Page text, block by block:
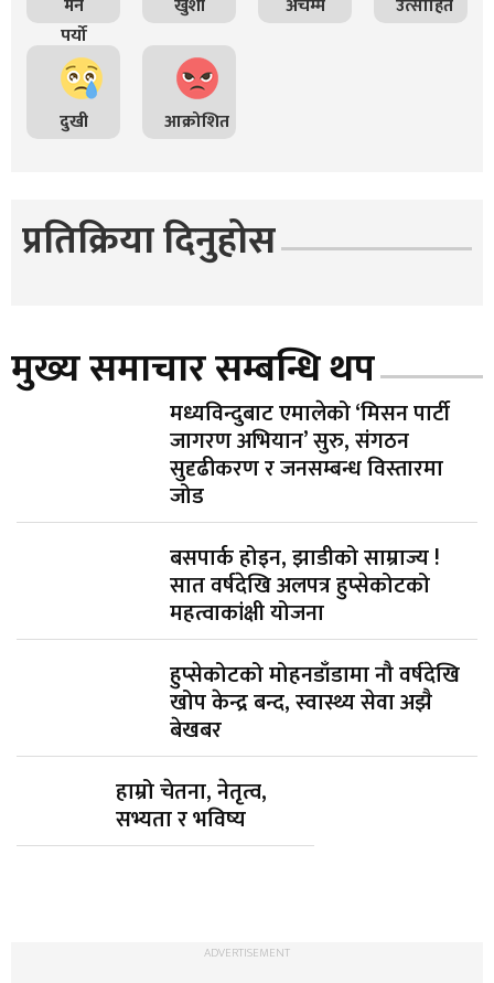
पर्यो
दुखी आक्रोशित
प्रतिक्रिया दिनुहोस
मुख्य समाचार सम्बन्धि थप
मध्यविन्दुबाट एमालेको ‘मिसन पार्टी
जागरण अभियान’ सुरु, संगठन
सुदृढीकरण र जनसम्बन्ध विस्तारमा
जोड
बसपार्क होइन, झाडीको साम्राज्य !
सात वर्षदेखि अलपत्र हुप्सेकोटको
महत्वाकांक्षी योजना
हुप्सेकोटको मोहनडाँडामा नौ वर्षदेखि
खोप केन्द्र बन्द, स्वास्थ्य सेवा अझै
बेखबर
हाम्रो चेतना, नेतृत्व,
सभ्यता र भविष्य
ADVERTISEMENT